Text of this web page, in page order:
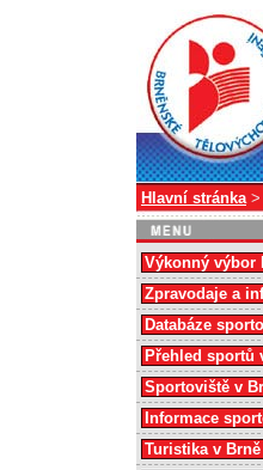
Hlavní stránka>
Výkonný výbor
Zpravodaje a
Databáze
Přehled sportů
Sportoviště v
Informace
Turistika v Brně